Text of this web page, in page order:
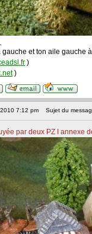
gauche et ton aile gauche
)
)
7:12 pm Sujet du
par deux PZ I annexe